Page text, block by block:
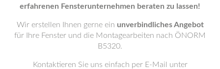
erfahrenen Fensterunternehmen beraten zu lassen!
Wir erstellen Ihnen gerne ein unverbindliches Angebot
für Ihre Fenster und die Montagearbeiten nach ÖNORM
B5320.
Kontaktieren Sie uns einfach per E-Mail unter